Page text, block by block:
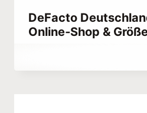
DeFacto
Online‑Shop &